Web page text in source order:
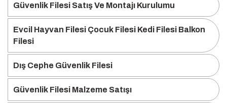
Güvenlik Filesi Satış Ve Montajı Kurulumu
Evcil Hayvan Filesi Çocuk Filesi Kedi Filesi Balkon
Filesi
Dış Cephe Güvenlik Filesi
Güvenlik Filesi Malzeme Satışı